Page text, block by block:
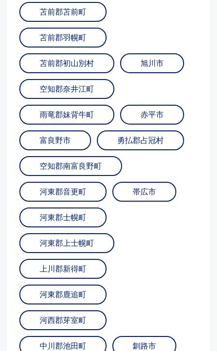
苫前郡苫前町
苫前郡羽幌町
苫前郡初山別村 旭川市
空知郡奈井江町
雨竜郡妹背牛町 赤平市
富良野市 勇払郡占冠村
空知郡南富良野町
河東郡音更町 帯広市
河東郡士幌町
河東郡上士幌町
上川郡新得町
河東郡鹿追町
河西郡芽室町
中川郡池田町 釧路市